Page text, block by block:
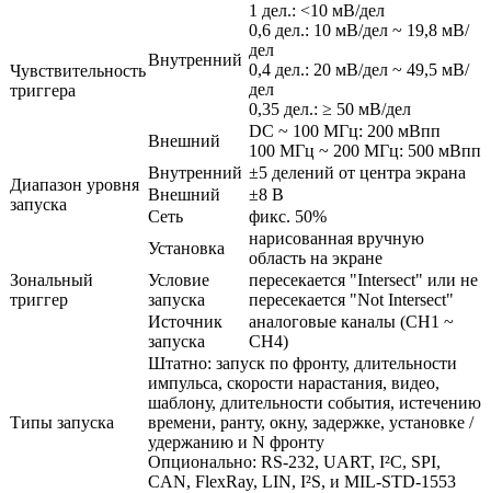
Чувствительность
триггера
Внутренний
1 дел.: <10 мВ/дел
0,6 дел.: 10 мВ/дел ~ 19,8 мВ/
дел
0,4 дел.: 20 мВ/дел ~ 49,5 мВ/
дел
0,35 дел.: ≥ 50 мВ/дел
Внешний
DC ~ 100 МГц: 200 мВпп
100 МГц ~ 200 МГц: 500 мВпп
Диапазон уровня
запуска
Внутренний ±5 делений от центра экрана
Внешний
±8 В
Сеть
фикс. 50%
Зональный
триггер
Установка
нарисованная вручную
область на экране
Условие
запуска
пересекается "Intersect" или не
пересекается "Not Intersect"
Источник
запуска
аналоговые каналы (CH1 ~
CH4)
Типы запуска
Штатно: запуск по фронту, длительности
импульса, скорости нарастания, видео,
шаблону, длительности события, истечению
времени, ранту, окну, задержке, установке /
удержанию и N фронту
Опционально: RS-232, UART, I²C, SPI,
CAN, FlexRay, LIN, I²S, и MIL-STD-1553